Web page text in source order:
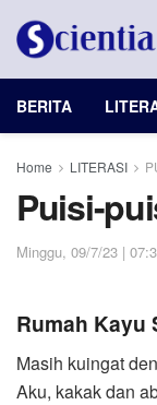
BERITA
Home LITERASI
Puisi-
Minggu, 09/7/23 |
Rumah Kayu
Masih kuingat
Aku, kakak dan